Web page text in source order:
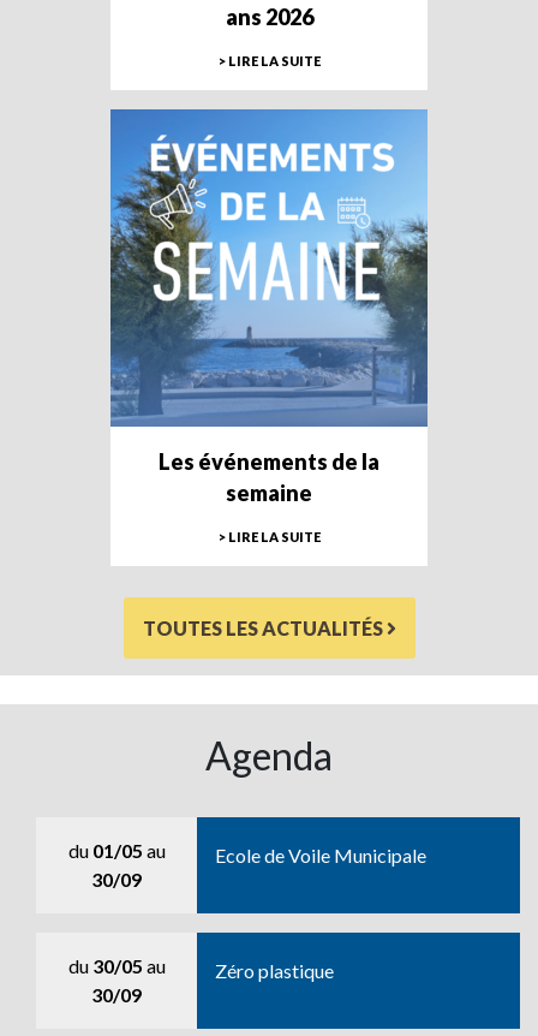
ans 2026
> LIRE LA SUITE
Les événements de la
semaine
> LIRE LA SUITE
TOUTES LES ACTUALITÉS
Agenda
du 01/05 au
30/09
Ecole de Voile Municipale
du 30/05 au
30/09
Zéro plastique